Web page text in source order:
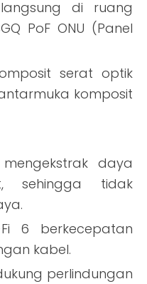
di ruang
PoF ONU (Panel
serat optik
komposit
daya
sehingga tidak
6 berkecepatan
kabel.
perlindungan